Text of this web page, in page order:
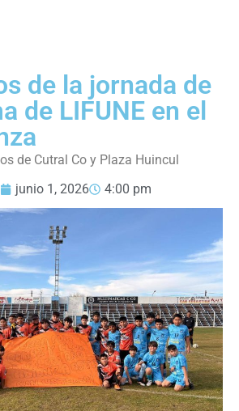
de la jornada de
de LIFUNE en el
de Cutral Co y Plaza Huincul
junio 1, 2026 4:00 pm